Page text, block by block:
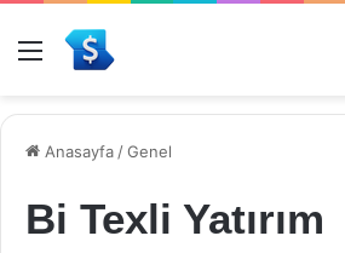
Menü
Anasayfa /Genel
Bi Texli Yatırım